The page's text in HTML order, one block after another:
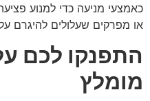
כאמצעי מניעה כדי למנוע
או מפרקים שעלולים להיגרם
התפנקו לכם
מומלץ